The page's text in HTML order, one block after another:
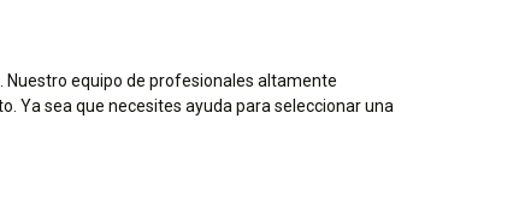
equipo de profesionales altamente
Ya sea que necesites ayuda para seleccionar una